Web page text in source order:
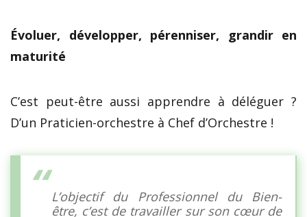
Évoluer, développer, pérenniser, grandir en
maturité
C’est peut-être aussi apprendre à déléguer ?
D’un Praticien-orchestre à Chef d’Orchestre !
L’objectif du Professionnel du Bien-
être, c’est de travailler sur son cœur de